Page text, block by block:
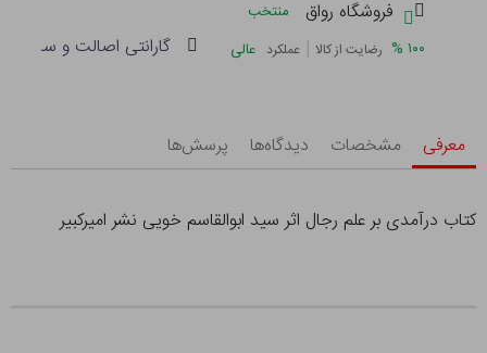
فروشگاه رواق
منتخب
۱۰۰ % رضایت از کالا | عملکرد عالی گارانتی اصالت و سلامت
معرفی مشخصات دیدگاه‌ها پرسش‌ها
کتاب درآمدی بر علم رجال اثر سید ابوالقاسم خویی نشر امیرکبیر